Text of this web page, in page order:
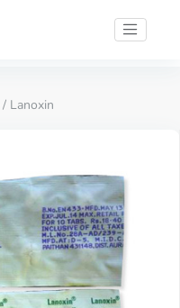
/ Lanoxin